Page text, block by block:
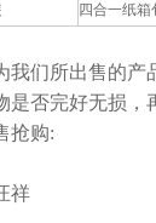
四合一纸箱
我们所出售的产
是否完好无损，
抢购:
祥